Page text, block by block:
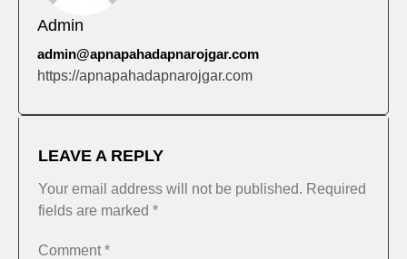
Admin
admin@apnapahadapnarojgar.com
https://apnapahadapnarojgar.com
LEAVE A REPLY
Your email address will not be published. Required
fields are marked *
Comment*